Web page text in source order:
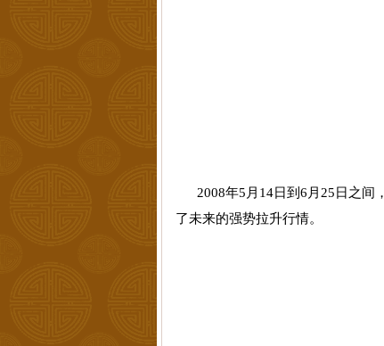
2008年5 月 14日到 6 月 25 日 之间，
了未来的强势拉升行情。